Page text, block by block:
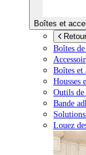
Boîtes et
Boîtes
Boîtes et
Housses
Outils de
Bande
Louez